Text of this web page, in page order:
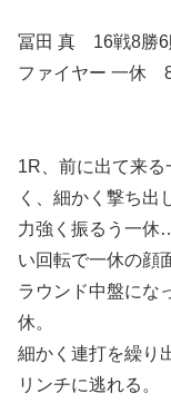
冨田 真 16戦8勝
ファイヤー 一休
1R、前に出て来
く、細かく撃ち出
力強く振るう一休
い回転で一休の顔
ラウンド中盤にな
休。
細かく連打を繰り
リンチに逃れる。